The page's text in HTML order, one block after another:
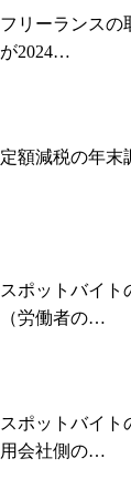
フリーランスの
が2024…
定額減税の年末
スポットバイト
（労働者の…
スポットバイト
用会社側の…